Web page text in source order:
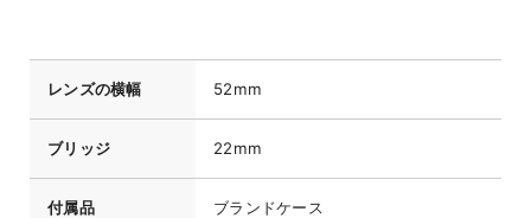
レンズの横幅 52mm
ブリッジ 22mm
付属品 ブランドケース